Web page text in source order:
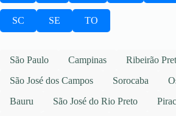
SC SE TO
São Paulo Campinas Ribeirão
São José dos Campos
Sorocaba
Bauru
São José do Rio Preto